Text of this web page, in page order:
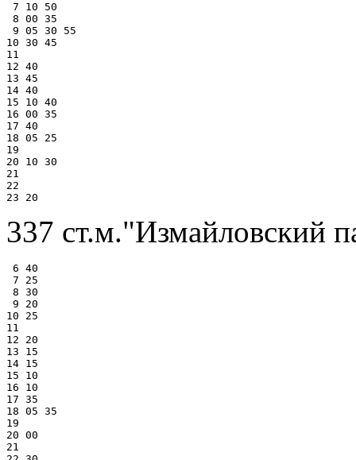
7 10 50
8 00 35
9 05 30 55
10 30 45
11
12 40
13 45
14 40
15 10 40
16 00 35
17 40
18 05 25
19
20 10 30
21
22
337 ст.м."Измайловский
6 40
7 25
8 30
9 20
10 25
11
12 20
13 15
14 15
15 10
16 10
17 35
18 05 35
19
20 00
21